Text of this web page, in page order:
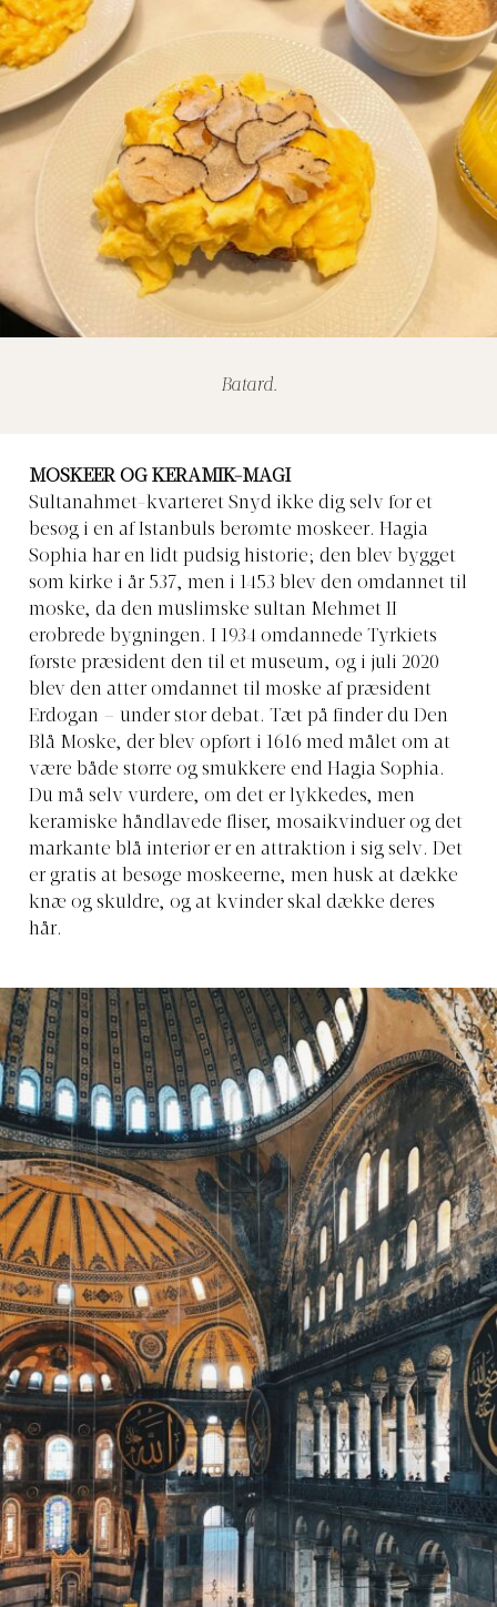
Batard.
MOSKEER OG KERAMIK-MAGI
Sultanahmet-kvarteret Snyd ikke dig selv for et
besøg i en af Istanbuls berømte moskeer. Hagia
Sophia har en lidt pudsig historie; den blev bygget
som kirke i år 537, men i 1453 blev den omdannet til
moske, da den muslimske sultan Mehmet II
erobrede bygningen. I 1934 omdannede Tyrkiets
første præsident den til et museum, og i juli 2020
blev den atter omdannet til moske af præsident
Erdogan – under stor debat. Tæt på finder du Den
Blå Moske, der blev opført i 1616 med målet om at
være både større og smukkere end Hagia Sophia.
Du må selv vurdere, om det er lykkedes, men
keramiske håndlavede fliser, mosaikvinduer og det
markante blå interiør er en attraktion i sig selv. Det
er gratis at besøge moskeerne, men husk at dække
knæ og skuldre, og at kvinder skal dække deres
hår.